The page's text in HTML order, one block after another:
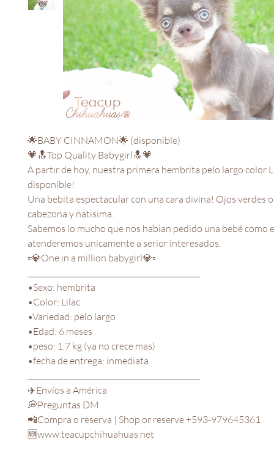
🌟BABY CINNAMON🌟 (disponible)
💗🔝Top Quality Babygirl🔝💗
A partir de hoy, nuestra primera hembrita pelo largo color
disponible!
Una bebita espectacular con una cara divina! Ojos verdes
cabezona y ñatisima.
Sabemos lo mucho que nos habian pedido una bebé como
atenderemos unicamente a serior interesados.
▫️💎One in a million babygirl💎▫️
•Sexo: hembrita
•Color: Lilac
•Variedad: pelo largo
•Edad: 6 meses
•peso: 1.7 kg (ya no crece mas)
•fecha de entrega: inmediata
✈️Envíos a América
💭Preguntas DM
📲Compra o reserva | Shop or reserve +593-979645361
🆕www.teacupchihuahuas.net